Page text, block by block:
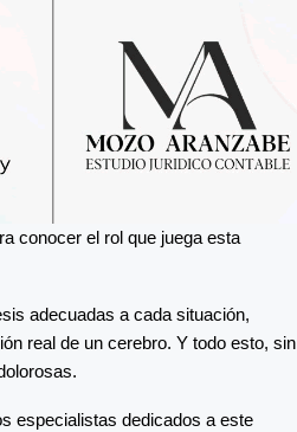
conocer el rol que juega esta
adecuadas a cada situación,
real de un cerebro. Y todo esto, sin
especialistas dedicados a este